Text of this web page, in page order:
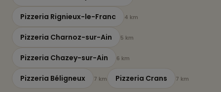
Pizzeria Rignieux-le-Franc 4 km
Pizzeria Charnoz-sur-Ain 5 km
Pizzeria Chazey-sur-Ain 6 km
Pizzeria Béligneux 7 km Pizzeria Crans 7 km